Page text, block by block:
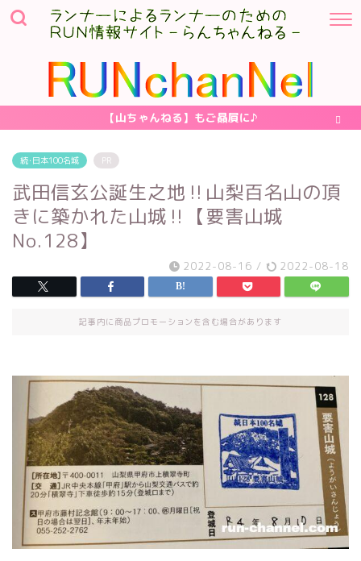
【山ちゃんねる】もご贔屓に♪
続･日本100名城 PR
武田信玄公誕生之地‼山梨百名山の頂
きに築かれた山城‼【要害山城
No.128】
2022-08-16 / 2022-08-18
記事内に商品プロモーションを含む場合があります